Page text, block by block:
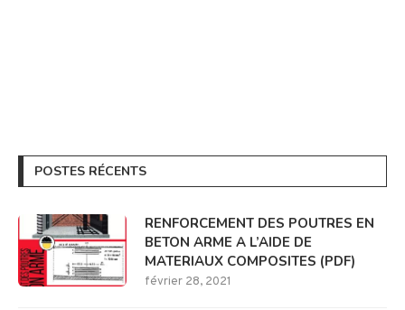
POSTES RÉCENTS
RENFORCEMENT DES POUTRES EN
BETON ARME A L’AIDE DE
MATERIAUX COMPOSITES (PDF)
février 28, 2021